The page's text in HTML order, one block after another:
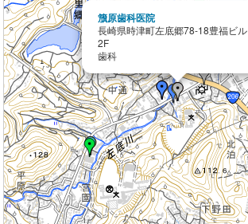
籏原歯科医院
長崎県時津町左底郷78-18豊福ビル
2F
歯科